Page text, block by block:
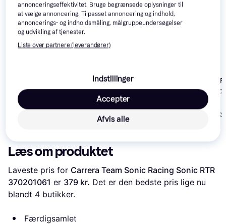
Brushless
Carrera Nerf Blasting
Car RTR 370240020
385 kr.
Carrera Ford
Raptor PX
370183017
Eller 3 betalinger
Læs om produktet
Laveste pris for Carrera Team Sonic Racing Sonic RTR
370201061 er 379 kr. Det er den bedste pris lige nu
blandt 4 butikker.
Færdigsamlet
annonceringseffektivitet. Bruge begrænsede oplysninger til
at vælge annoncering. Tilpasset annoncering og indhold,
annoncerings- og indholdsmåling, målgruppeundersøgelser
og udvikling af tjenester.
Liste over partnere (leverandører)
Indstillinger
Afvis alle
Accepter